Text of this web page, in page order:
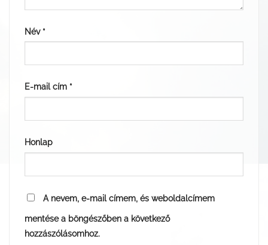
Név *
E-mail cím *
Honlap
A nevem, e-mail címem, és weboldalcímem
mentése a böngészőben a következő
hozzászólásomhoz.